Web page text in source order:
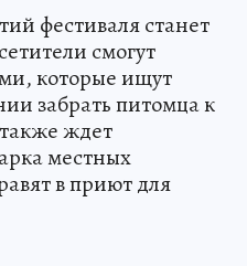
фестиваля станет
смогут
которые ищут
забрать питомца к
ждет
местных
в приют для